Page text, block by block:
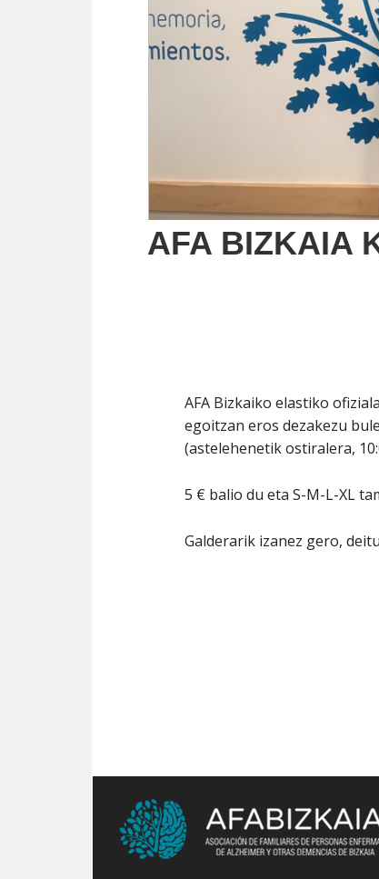
AFA BIZKAIA
AFA Bizkaiko elastiko
egoitzan eros dezakezu
(astelehenetik ostiralera,
5 € balio du eta S-M-L-XL
Galderarik izanez gero,